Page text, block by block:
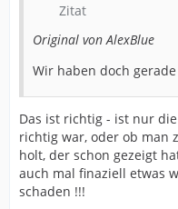
Zitat
Original von AlexBlue
Wir haben doch
Das ist richtig - ist nur
richtig war, oder ob man
holt, der schon gezeigt
auch mal finaziell etwas
schaden !!!